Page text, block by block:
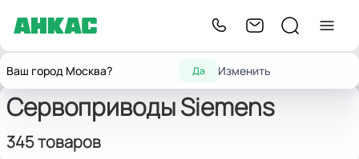
Ваш город Москва? Да Изменить
ГлавнаяЗапчасти для горелок Сервоприводы и заслонки
Сервоприводы Siemens
345 товаров